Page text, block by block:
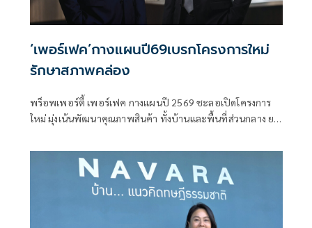
‘เพอร์เฟค’กางแผนปี69เบรกโครงการใหม่
รักษาสภาพคล่อง
พร็อพเพอร์ตี้ เพอร์เฟค กางแผนปี 2569 ชะลอเปิดโครงการ
ใหม่ มุ่งเน้นพัฒนาคุณภาพสินค้า ทั้งบ้านและพื้นที่ส่วนกลาง ยก
แข็งแกร่ง ควบคู่กับการเพิ่มสภาพคล่องด้วยแผนขายที่ดินมูลค่า
รวม 4,800 ล้านบาท ตั้งเป้ายอดขายทั้งปีที่ 8,000 ล้านบาท